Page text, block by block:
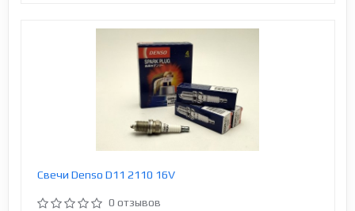
Свечи Denso D11 2110 16V
0 отзывов